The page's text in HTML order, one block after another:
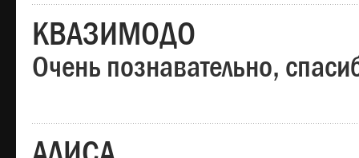
КВАЗИМОДО
Очень познавательно,